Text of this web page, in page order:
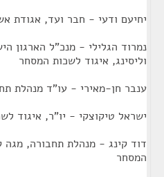
יחיעם ודעי - חבר ועד, אגודת
נמרוד הגלילי - מנכ"ל הארגון
וליסינג, איגוד לשכות המסחר
ענבר חן-מאירי - עו"ד מנהלת
ישראל טיקוצקי - יו"ר, איגוד
דוד קינג - מנהלת תחבורה, מגה
המסחר